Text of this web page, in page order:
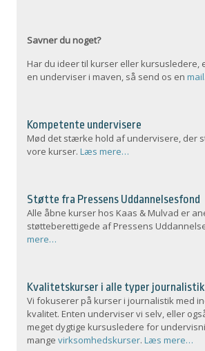
Savner du noget?
Har du ideer til kurser eller kursusledere,
en underviser i maven, så send os enmail
Kompetente undervisere
Mød det stærke hold af undervisere, der
vore kurser.Læs mere…
Støtte fra Pressens Uddannelsesfond
Alle åbne kurser hos Kaas & Mulvad er
støtteberettigede af Pressens
mere…
Kvalitetskurser i alle typer journalistik
Vi fokuserer på kurser i journalistik med
kvalitet. Enten underviser vi selv, eller
meget dygtige kursusledere for
mangevirksomhedskurser.Læs mere…